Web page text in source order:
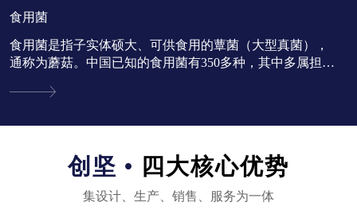
食用菌
食用菌是指子实体硕大、可供食用的蕈菌（大型真菌），
通称为蘑菇。中国已知的食用菌有350多种，其中多属担子
创坚 • 四大核心优势
集设计、生产、销售、服务为一体